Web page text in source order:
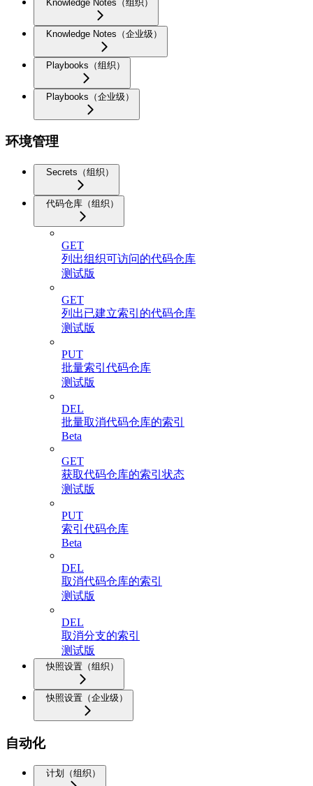
Knowledge Notes（组织）
Knowledge Notes（企业级）
Playbooks（组织）
Playbooks（企业级）
环境管理
Secrets（组织）
代码仓库（组织）
GET
列出组织可访问的代码仓库
测试版
GET
列出已建立索引的代码仓库
测试版
PUT
批量索引代码仓库
测试版
DEL
批量取消代码仓库的索引
Beta
GET
获取代码仓库的索引状态
测试版
PUT
索引代码仓库
Beta
DEL
取消代码仓库的索引
测试版
DEL
取消分支的索引
测试版
快照设置（组织）
快照设置（企业级）
自动化
计划（组织）